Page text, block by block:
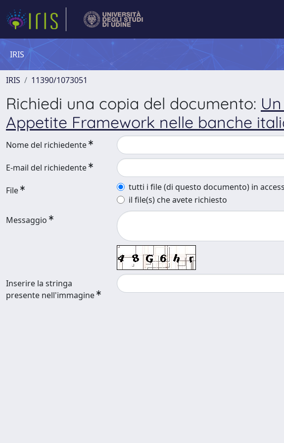
IRIS
IRIS 11390/1073051
Richiedi una copia del documento:
Appetite Framework nelle banche
Nome del richiedente
E-mail del richiedente
File
tutti i file (di questo documento) in
il file(s) che avete richiesto
Messaggio
Inserire la stringa
presente nell'immagine